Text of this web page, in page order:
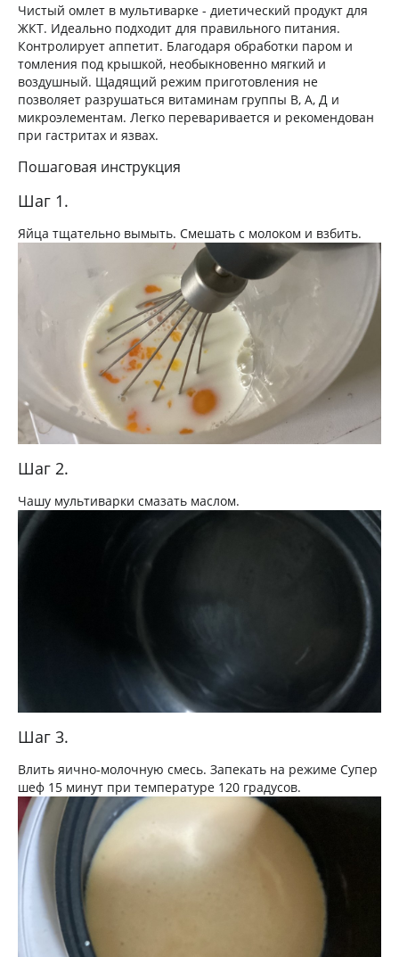
Чистый омлет в мультиварке - диетический продукт для
ЖКТ. Идеально подходит для правильного питания.
Контролирует аппетит. Благодаря обработки паром и
томления под крышкой, необыкновенно мягкий и
воздушный. Щадящий режим приготовления не
позволяет разрушаться витаминам группы В, А, Д и
микроэлементам. Легко переваривается и рекомендован
при гастритах и язвах.
Пошаговая инструкция
Шаг 1.
Яйца тщательно вымыть. Смешать с молоком и взбить.
Шаг 2.
Чашу мультиварки смазать маслом.
Шаг 3.
Влить яично-молочную смесь. Запекать на режиме Супер
шеф 15 минут при температуре 120 градусов.